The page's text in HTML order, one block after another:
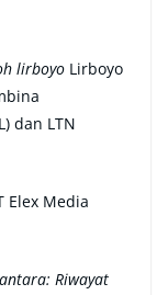
lirboyo Lirboyo
dan LTN
Elex Media
Riwayat